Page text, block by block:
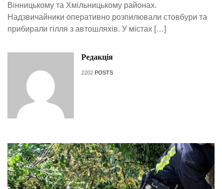
Вінницькому та Хмільницькому районах.
Надзвичайники оперативно розпилювали стовбури та
прибирали гілля з автошляхів. У містах […]
Редакція
2202 POSTS